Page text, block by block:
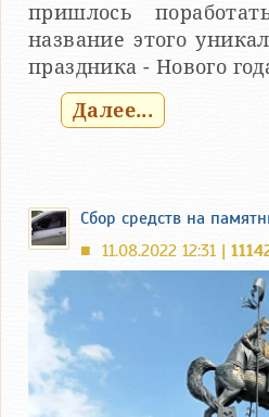
пришлось
название этого
праздника - Нового
Далее...
Сбор средств на
■ 11.08.2022 12:31 |